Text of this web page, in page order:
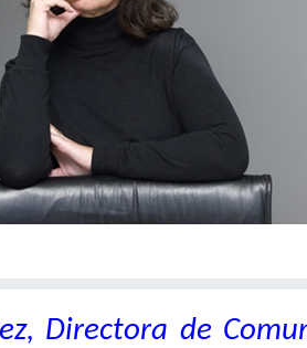
Directora de